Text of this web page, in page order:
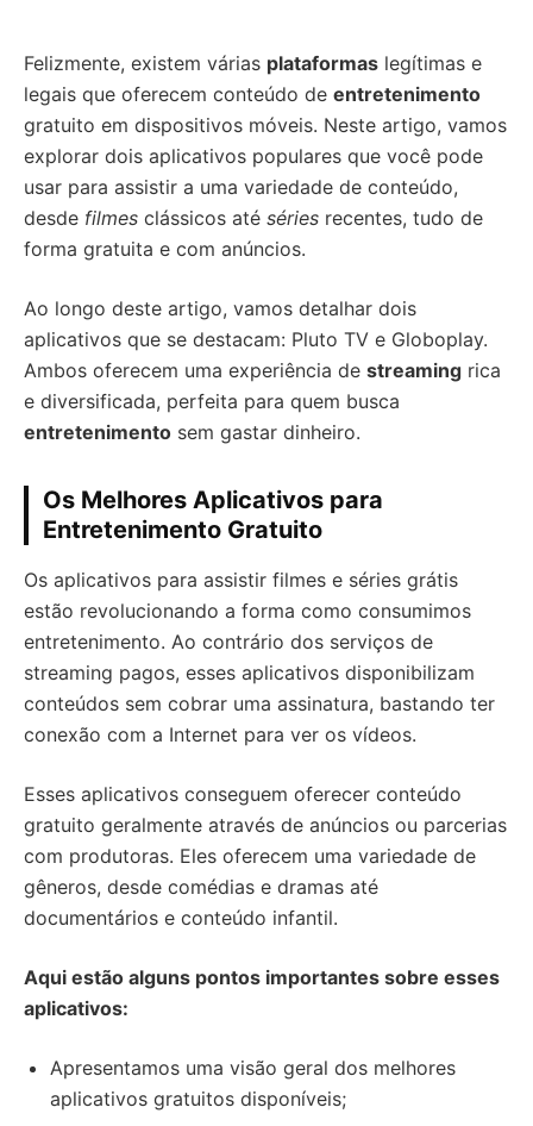
Felizmente, existem várias plataformas legítimas e
legais que oferecem conteúdo de entretenimento
gratuito em dispositivos móveis. Neste artigo, vamos
explorar dois aplicativos populares que você pode
usar para assistir a uma variedade de conteúdo,
desde filmes clássicos até séries recentes, tudo de
forma gratuita e com anúncios.
Ao longo deste artigo, vamos detalhar dois
aplicativos que se destacam: Pluto TV e Globoplay.
Ambos oferecem uma experiência de streaming rica
e diversificada, perfeita para quem busca
entretenimento sem gastar dinheiro.
Os Melhores Aplicativos para
Entretenimento Gratuito
Os aplicativos para assistir filmes e séries grátis
estão revolucionando a forma como consumimos
entretenimento. Ao contrário dos serviços de
streaming pagos, esses aplicativos disponibilizam
conteúdos sem cobrar uma assinatura, bastando ter
conexão com a Internet para ver os vídeos.
Esses aplicativos conseguem oferecer conteúdo
gratuito geralmente através de anúncios ou parcerias
com produtoras. Eles oferecem uma variedade de
gêneros, desde comédias e dramas até
documentários e conteúdo infantil.
Aqui estão alguns pontos importantes sobre esses
aplicativos:
Apresentamos uma visão geral dos melhores
aplicativos gratuitos disponíveis;